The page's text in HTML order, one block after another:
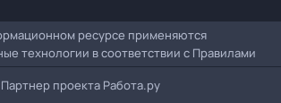
ресурсе применяются
технологии в соответствии с Правилами
Партнер проекта Работа.ру